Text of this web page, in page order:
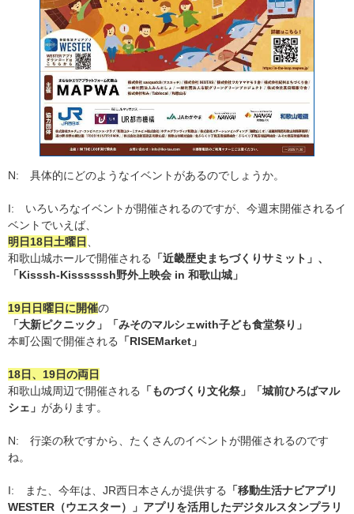
N: 具体的にどのようなイベントがあるのでしょうか。
I: いろいろなイベントが開催されるのですが、今週末開催されるイ
ベントでいえば、
明日18日土曜日
和歌山城ホールで開催される
「近畿歴史まちづくりサミット」、
「Kisssh-Kissssssh野外上映会 in 和歌山城」
19日日曜日に開催の
「大新ピクニック」「みそのマルシェwith子ども食堂祭り」
本町公園で開催される
「RISEMarket」
18日、19日の両日
和歌山城周辺で開催される
「ものづくり文化祭」「城前ひろばマル
シェ」 があります。
N: 行楽の秋ですから、たくさんのイベントが開催されるのです
ね。
I: また、今年は、JR西日本さんが提供する
「移動生活ナビアプリ
WESTER（ウエスター）」アプリを活用したデジタルスタンプラリ